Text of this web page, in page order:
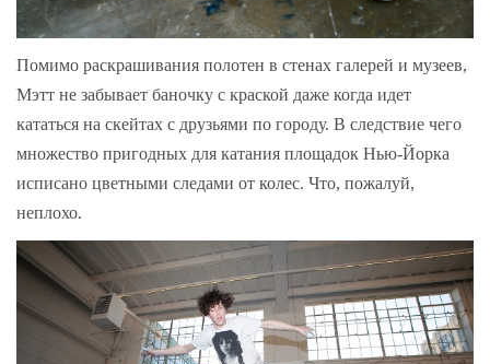
Помимо раскрашивания полотен в стенах галерей и музеев,
Мэтт не забывает баночку с краской даже когда идет
кататься на скейтах с друзьями по городу. В следствие чего
множество пригодных для катания площадок Нью-Йорка
исписано цветными следами от колес. Что, пожалуй,
неплохо.